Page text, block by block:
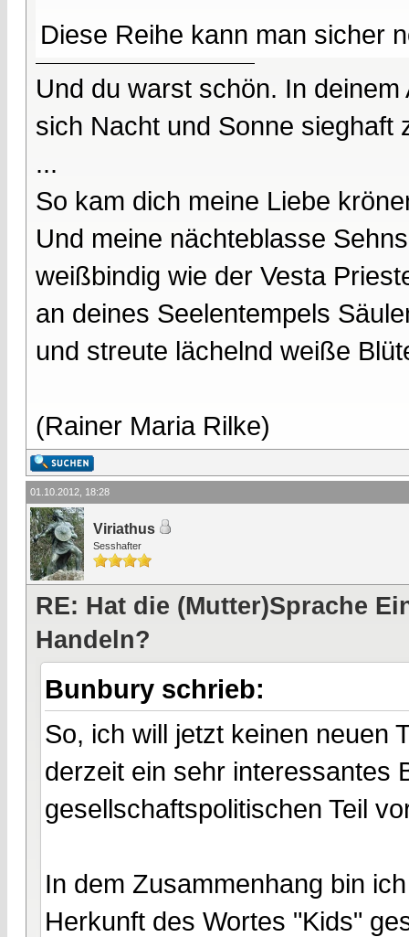
Diese Reihe kann man sicher
Und du warst schön. In deinem
sich Nacht und Sonne sieghaft
...
So kam dich meine Liebe
Und meine nächteblasse
weißbindig wie der Vesta
an deines Seelentempels
und streute lächelnd weiße
(Rainer Maria Rilke)
01.10.2012, 18:28
Viriathus
Sesshafter
RE: Hat die (Mutter)Sprache
Handeln?
Bunbury schrieb:
So, ich will jetzt keinen neuen
derzeit ein sehr interessantes
gesellschaftspolitischen Teil
In dem Zusammenhang bin
Herkunft des Wortes "Kids"